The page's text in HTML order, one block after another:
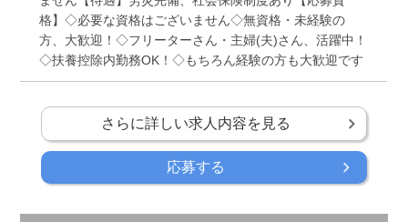
格】◇必要な資格はございません◇無資格・未経験の
方、大歓迎！◇フリーターさん・主婦(夫)さん、活躍中！
◇扶養控除内勤務OK！◇もちろん経験の方も大歓迎です
さらに詳しい求人内容を見る
応募する